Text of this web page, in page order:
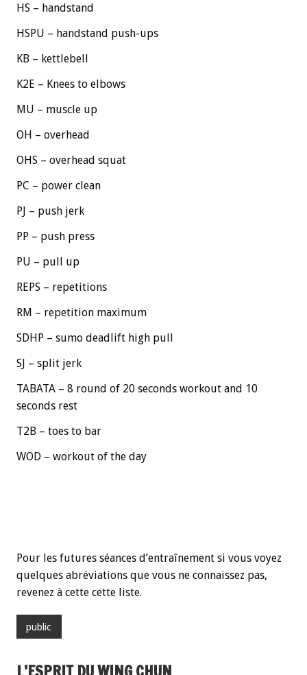
HS – handstand
HSPU – handstand push-ups
KB – kettlebell
K2E – Knees to elbows
MU – muscle up
OH – overhead
OHS – overhead squat
PC – power clean
PJ – push jerk
PP – push press
PU – pull up
REPS – repetitions
RM – repetition maximum
SDHP – sumo deadlift high pull
SJ – split jerk
TABATA – 8 round of 20 seconds workout and 10
seconds rest
T2B – toes to bar
WOD – workout of the day
Pour les futures séances d’entraînement si vous voyez
quelques abréviations que vous ne connaissez pas,
revenez à cette cette liste.
public